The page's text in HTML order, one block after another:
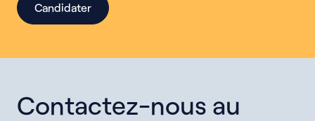
Candidater
Contactez-nous au